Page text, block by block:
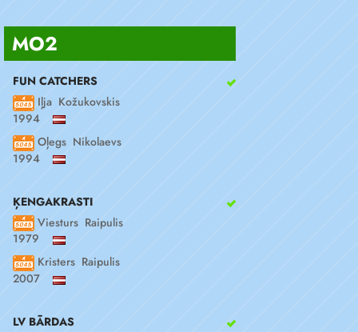
MO2
FUN CATCHERS
Iļja Kožukovskis
1994
Oļegs Nikolaevs
1994
ĶENGAKRASTI
Viesturs Raipulis
1979
Kristers Raipulis
2007
LV BĀRDAS